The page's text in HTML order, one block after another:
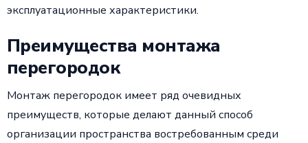
эксплуатационные характеристики.
Преимущества монтажа
перегородок
Монтаж перегородок имеет ряд очевидных
преимуществ, которые делают данный способ
организации пространства востребованным среди